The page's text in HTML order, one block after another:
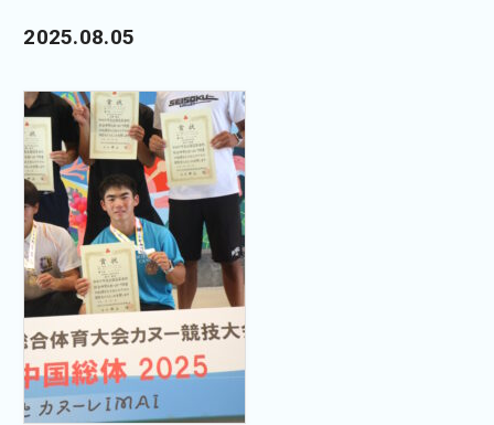
2025.08.05